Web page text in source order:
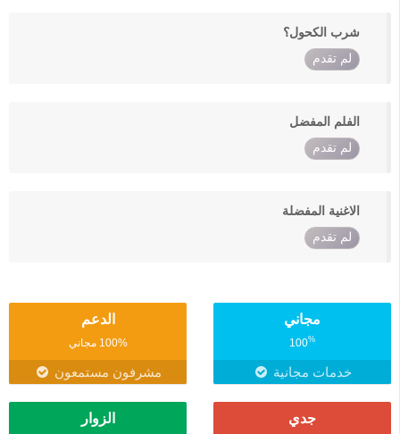
شرب الكحول؟
لم تقدم
الفلم المفضل
لم تقدم
الاغنية المفضلة
لم تقدم
مجاني
100%
خدمات مجانية
الدعم
100% مجاني
مشرفون مستمعون
جدي الزوار